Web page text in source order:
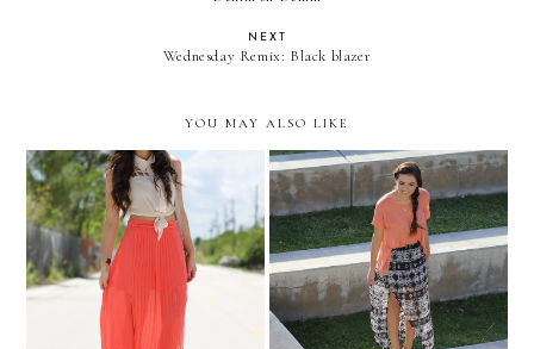
NEXT
Wednesday Remix: Black blazer
YOU MAY ALSO LIKE
Absolute coral! Tribal Lengths...